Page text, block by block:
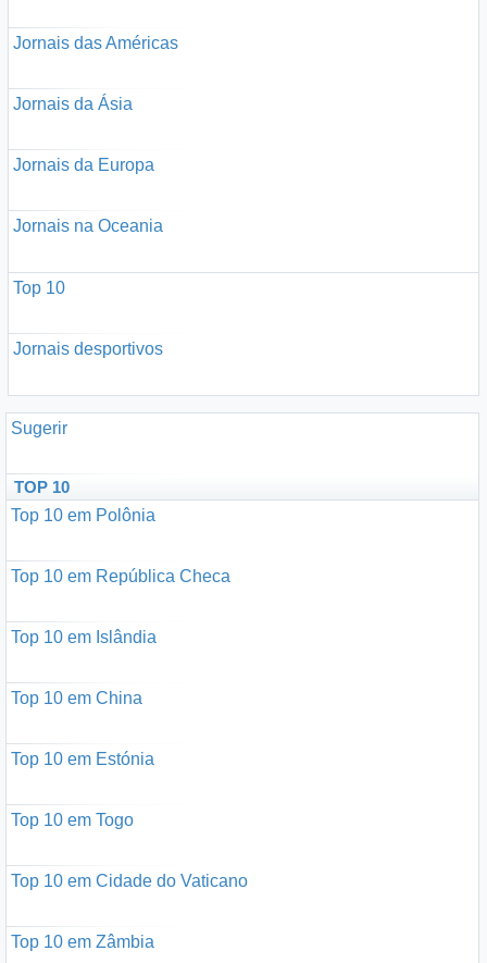
Jornais das Américas
Jornais da Ásia
Jornais da Europa
Jornais na Oceania
Top 10
Jornais desportivos
Sugerir
TOP 10
Top 10 em Polônia
Top 10 em República Checa
Top 10 em Islândia
Top 10 em China
Top 10 em Estónia
Top 10 em Togo
Top 10 em Cidade do Vaticano
Top 10 em Zâmbia